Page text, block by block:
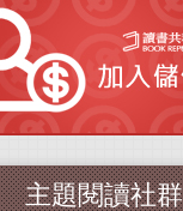
主題閱讀社群